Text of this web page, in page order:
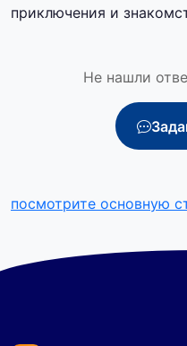
приключения и
Не нашли
посмотрите основную